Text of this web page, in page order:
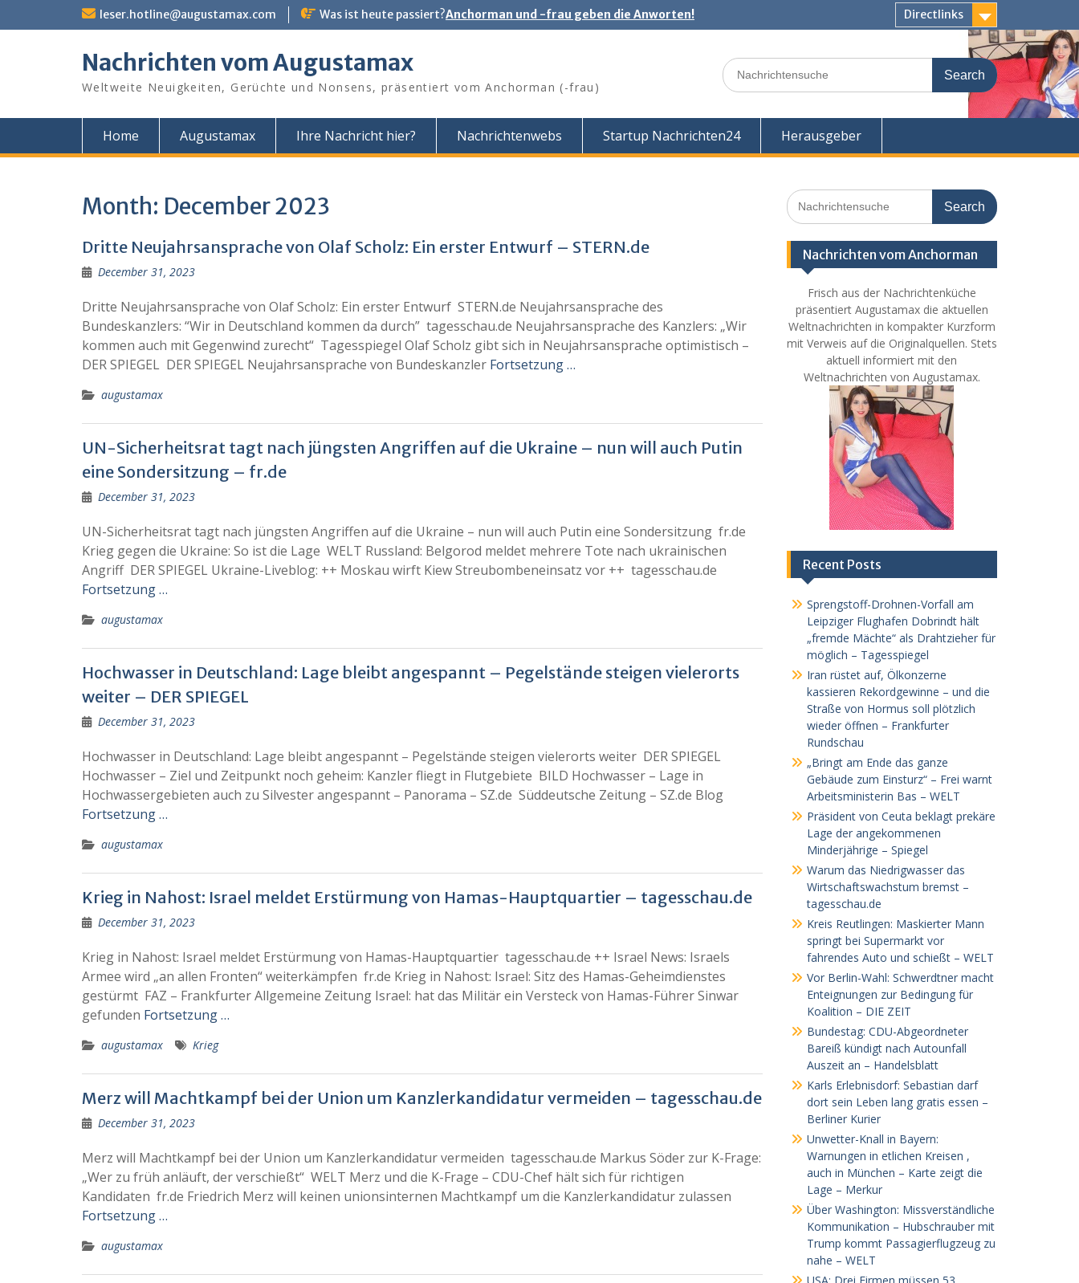
leser.hotline@augustamax.com Was ist heute passiert?Anchorman und -frau geben die Anworten! Directlinks
Nachrichten vom Augustamax
Weltweite Neuigkeiten, Gerüchte und Nonsens, präsentiert vom Anchorman (-frau)
Search
for:
Home Augustamax Ihre Nachricht hier? Nachrichtenwebs Startup Nachrichten24 Herausgeber
Month: December 2023
Dritte Neujahrsansprache von Olaf Scholz: Ein erster Entwurf – STERN.de
December 31, 2023
Dritte Neujahrsansprache von Olaf Scholz: Ein erster Entwurf STERN.de Neujahrsansprache des
Bundeskanzlers: “Wir in Deutschland kommen da durch” tagesschau.de Neujahrsansprache des Kanzlers: „Wir
kommen auch mit Gegenwind zurecht“ Tagesspiegel Olaf Scholz gibt sich in Neujahrsansprache optimistisch –
DER SPIEGEL DER SPIEGEL Neujahrsansprache von Bundeskanzler Fortsetzung …
augustamax
UN-Sicherheitsrat tagt nach jüngsten Angriffen auf die Ukraine – nun will auch Putin
eine Sondersitzung – fr.de
December 31, 2023
UN-Sicherheitsrat tagt nach jüngsten Angriffen auf die Ukraine – nun will auch Putin eine Sondersitzung fr.de
Krieg gegen die Ukraine: So ist die Lage WELT Russland: Belgorod meldet mehrere Tote nach ukrainischen
Angriff DER SPIEGEL Ukraine-Liveblog: ++ Moskau wirft Kiew Streubombeneinsatz vor ++ tagesschau.de
Fortsetzung …
augustamax
Hochwasser in Deutschland: Lage bleibt angespannt – Pegelstände steigen vielerorts
weiter – DER SPIEGEL
December 31, 2023
Hochwasser in Deutschland: Lage bleibt angespannt – Pegelstände steigen vielerorts weiter DER SPIEGEL
Hochwasser – Ziel und Zeitpunkt noch geheim: Kanzler fliegt in Flutgebiete BILD Hochwasser – Lage in
Hochwassergebieten auch zu Silvester angespannt – Panorama – SZ.de Süddeutsche Zeitung – SZ.de Blog
Fortsetzung …
augustamax
Krieg in Nahost: Israel meldet Erstürmung von Hamas-Hauptquartier – tagesschau.de
December 31, 2023
Krieg in Nahost: Israel meldet Erstürmung von Hamas-Hauptquartier tagesschau.de ++ Israel News: Israels
Armee wird „an allen Fronten“ weiterkämpfen fr.de Krieg in Nahost: Israel: Sitz des Hamas-Geheimdienstes
gestürmt FAZ – Frankfurter Allgemeine Zeitung Israel: hat das Militär ein Versteck von Hamas-Führer Sinwar
gefunden Fortsetzung …
augustamax Krieg
Merz will Machtkampf bei der Union um Kanzlerkandidatur vermeiden – tagesschau.de
December 31, 2023
Merz will Machtkampf bei der Union um Kanzlerkandidatur vermeiden tagesschau.de Markus Söder zur K-Frage:
„Wer zu früh anläuft, der verschießt“ WELT Merz und die K-Frage – CDU-Chef hält sich für richtigen
Kandidaten fr.de Friedrich Merz will keinen unionsinternen Machtkampf um die Kanzlerkandidatur zulassen
Fortsetzung …
augustamax
Search
for:
Nachrichten vom Anchorman
Frisch aus der Nachrichtenküche
präsentiert Augustamax die aktuellen
Weltnachrichten in kompakter Kurzform
mit Verweis auf die Originalquellen. Stets
aktuell informiert mit den
Weltnachrichten von Augustamax.
Recent Posts
Sprengstoff-Drohnen-Vorfall am
Leipziger Flughafen Dobrindt hält
„fremde Mächte“ als Drahtzieher für
möglich – Tagesspiegel
Iran rüstet auf, Ölkonzerne
kassieren Rekordgewinne – und die
Straße von Hormus soll plötzlich
wieder öffnen – Frankfurter
Rundschau
„Bringt am Ende das ganze
Gebäude zum Einsturz“ – Frei warnt
Arbeitsministerin Bas – WELT
Präsident von Ceuta beklagt prekäre
Lage der angekommenen
Minderjährige – Spiegel
Warum das Niedrigwasser das
Wirtschaftswachstum bremst –
tagesschau.de
Kreis Reutlingen: Maskierter Mann
springt bei Supermarkt vor
fahrendes Auto und schießt – WELT
Vor Berlin-Wahl: Schwerdtner macht
Enteignungen zur Bedingung für
Koalition – DIE ZEIT
Bundestag: CDU-Abgeordneter
Bareiß kündigt nach Autounfall
Auszeit an – Handelsblatt
Karls Erlebnisdorf: Sebastian darf
dort sein Leben lang gratis essen –
Berliner Kurier
Unwetter-Knall in Bayern:
Warnungen in etlichen Kreisen ,
auch in München – Karte zeigt die
Lage – Merkur
Über Washington: Missverständliche
Kommunikation – Hubschrauber mit
Trump kommt Passagierflugzeug zu
nahe – WELT